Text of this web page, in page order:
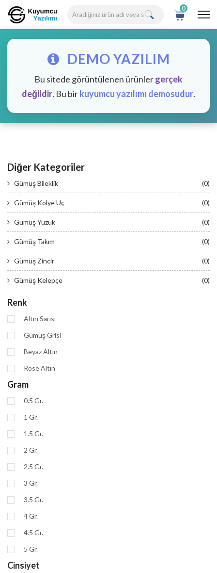
0
DEMO YAZILIM
Bu sitede görüntülenen ürünlergerçek
değildir. Bu birkuyumcu yazılımı demosudur.
Diğer Kategoriler
Gümüş Bileklik (0)
Gümüş Kolye Uç (0)
Gümüş Yüzük (0)
Gümüş Takım (0)
Gümüş Zincir (0)
Gümüş Kelepçe (0)
Renk
Altın Sarısı
Gümüş Grisi
Beyaz Altın
Rose Altın
Gram
0.5 Gr.
1 Gr.
1.5 Gr.
2 Gr.
2.5 Gr.
3 Gr.
3.5 Gr.
4 Gr.
4.5 Gr.
5 Gr.
Cinsiyet